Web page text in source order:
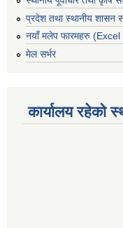
प्रदेश तथा स्थानीय शासन
नयाँ मलेप फारमहरु (Excel
मेल सर्भर
कार्यालय रहेको